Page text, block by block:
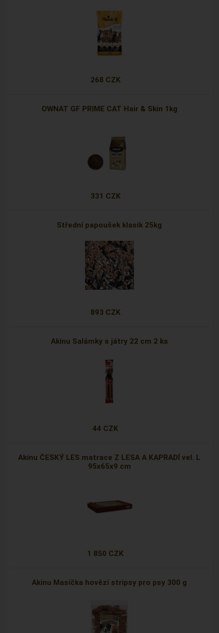
268 CZK
OWNAT GF PRIME CAT Hair & Skin 1kg
331 CZK
Střední papoušek klasik 25kg
893 CZK
Akinu Salámky s játry 22 cm 2 ks
44 CZK
Akinu ČESKÝ LES matrace Z LESA A KAPRADÍ vel. L
95x65x9 cm
1 850 CZK
Akinu Masíčka hovězí stripsy pro psy 300 g